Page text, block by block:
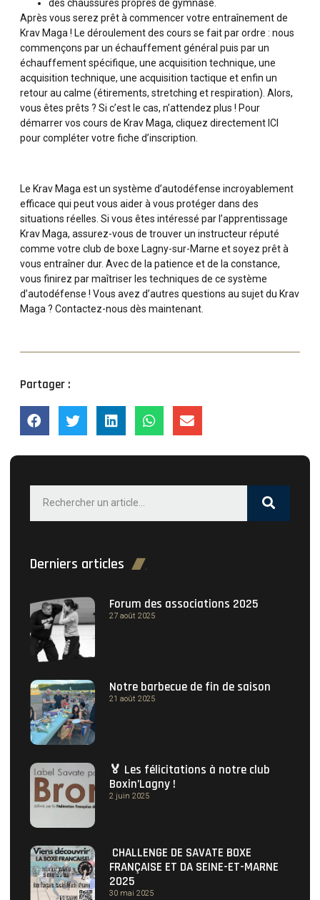
des chaussures propres de gymnase.
Après vous serez prêt à commencer votre entraînement de
Krav Maga ! Le déroulement des cours se fait par ordre : nous
commençons par un échauffement général puis par un
échauffement spécifique, une acquisition technique, une
acquisition technique, une acquisition tactique et enfin un
retour au calme (étirements, stretching et respiration). Alors,
vous êtes prêts ? Si c’est le cas, n’attendez plus ! Pour
démarrer vos cours de Krav Maga, cliquez directement ICI
pour compléter votre fiche d’inscription.
Le Krav Maga est un système d’autodéfense incroyablement
efficace qui peut vous aider à vous protéger dans des
situations réelles. Si vous êtes intéressé par l’apprentissage
Krav Maga, assurez-vous de trouver un instructeur réputé
comme votre club de boxe Lagny-sur-Marne et soyez prêt à
vous entraîner dur. Avec de la patience et de la constance,
vous finirez par maîtriser les techniques de ce système
d’autodéfense ! Vous avez d’autres questions au sujet du Krav
Maga ? Contactez-nous dès maintenant.
Partager :
Derniers articles
Forum des associations 2025
27 août 2025
Notre barbecue de fin de saison
21 août 2025
🏅 Les félicitations à notre club
Boxin’Lagny !
2 juin 2025
CHALLENGE DE SAVATE BOXE
FRANÇAISE ET DA SEINE-ET-MARNE
2025
30 mai 2025